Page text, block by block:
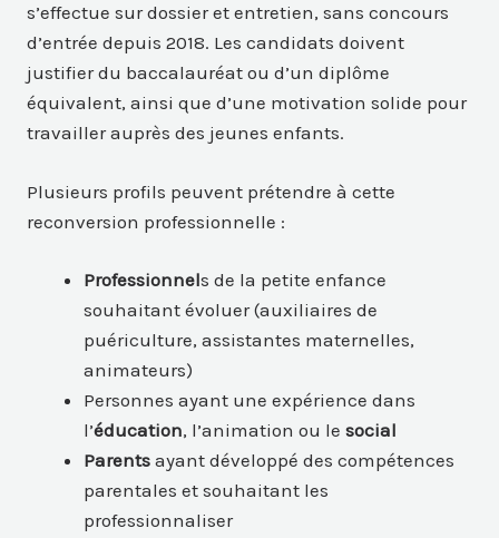
s’effectue sur dossier et entretien, sans concours
d’entrée depuis 2018. Les candidats doivent
justifier du baccalauréat ou d’un diplôme
équivalent, ainsi que d’une motivation solide pour
travailler auprès des jeunes enfants.
Plusieurs profils peuvent prétendre à cette
reconversion professionnelle :
Professionnels de la petite enfance
souhaitant évoluer (auxiliaires de
puériculture, assistantes maternelles,
animateurs)
Personnes ayant une expérience dans
l’éducation, l’animation ou lesocial
Parents ayant développé des compétences
parentales et souhaitant les
professionnaliser